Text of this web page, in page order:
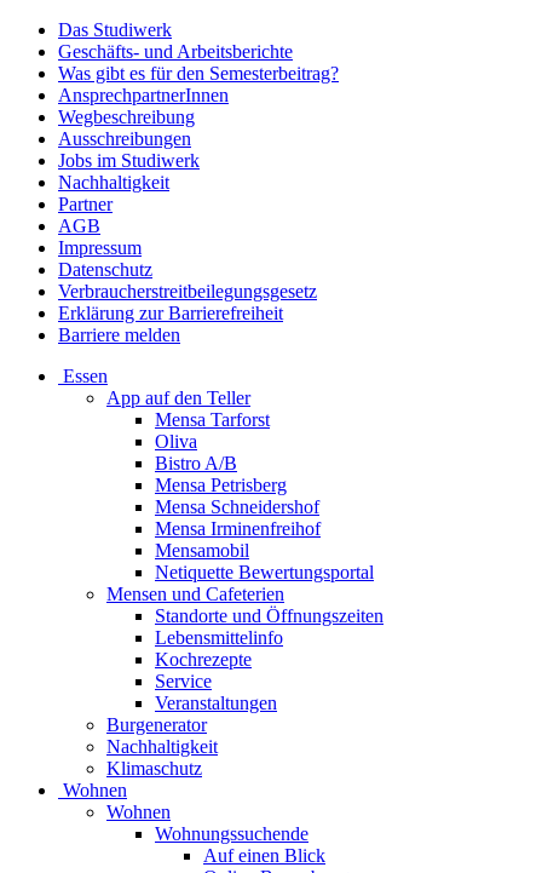
Das Studiwerk
Geschäfts- und Arbeitsberichte
Was gibt es für den Semesterbeitrag?
AnsprechpartnerInnen
Wegbeschreibung
Ausschreibungen
Jobs im Studiwerk
Nachhaltigkeit
Partner
AGB
Impressum
Datenschutz
Verbraucherstreitbeilegungsgesetz
Erklärung zur Barrierefreiheit
Barriere melden
Essen
App auf den Teller
Mensa Tarforst
Oliva
Bistro A/B
Mensa Petrisberg
Mensa Schneidershof
Mensa Irminenfreihof
Mensamobil
Netiquette Bewertungsportal
Mensen und Cafeterien
Standorte und Öffnungszeiten
Lebensmittelinfo
Kochrezepte
Service
Veranstaltungen
Burgenerator
Nachhaltigkeit
Klimaschutz
Wohnen
Wohnen
Wohnungssuchende
Auf einen Blick